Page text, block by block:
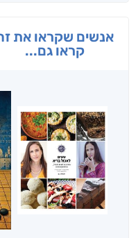
אנשים שקראו את
קראו גם...